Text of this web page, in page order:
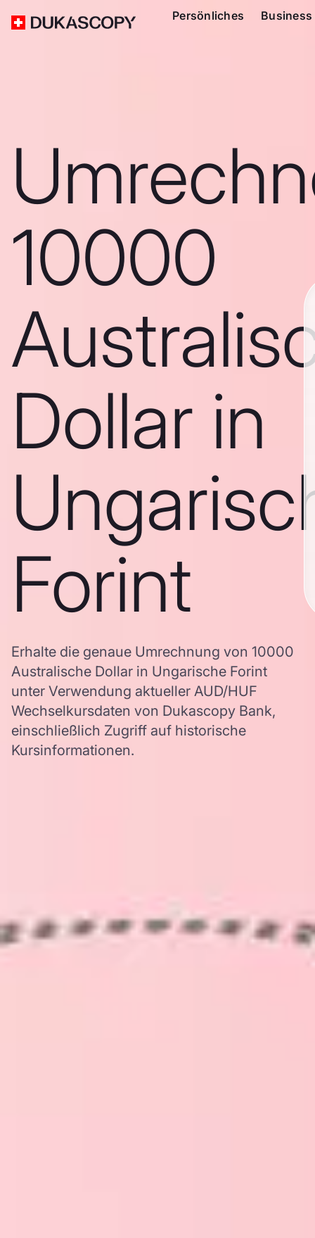
Persönliches Business
10000
Dollar in
Forint
Erhalte die genaue Umrechnung von 10000
Australische Dollar in Ungarische Forint
unter Verwendung aktueller AUD/HUF
Wechselkursdaten von Dukascopy Bank,
einschließlich Zugriff auf historische
Kursinformationen.